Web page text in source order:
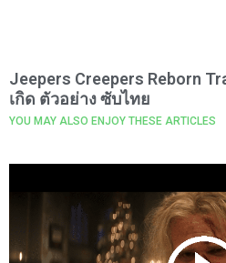
Jeepers Creepers Reborn
เกิด ตัวอย่าง ซับไทย
YOU MAY ALSO ENJOY THESE ARTICLES